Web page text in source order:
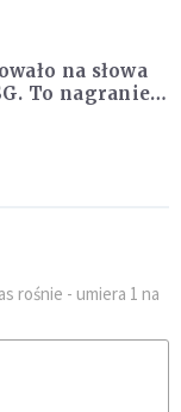
na słowa
To nagranie
rośnie - umiera 1 na